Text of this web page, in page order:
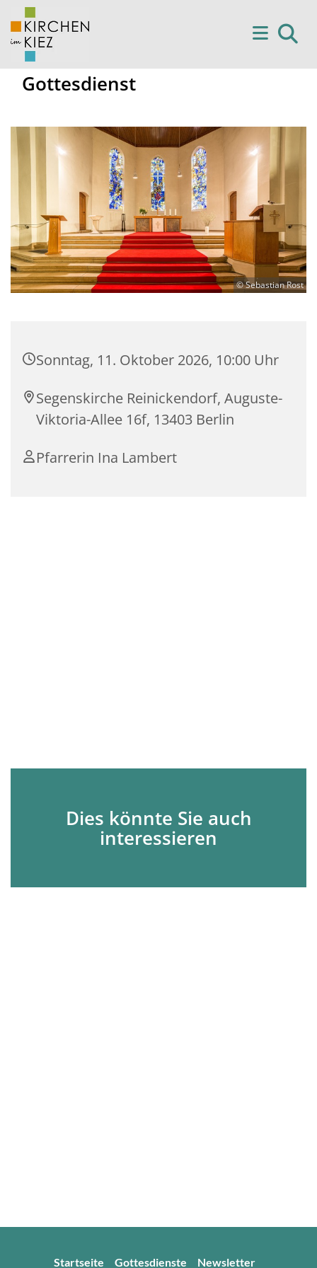
Gottesdienst
© Sebastian Rost
Sonntag, 11. Oktober 2026, 10:00 Uhr
Segenskirche Reinickendorf, Auguste-
Viktoria-Allee 16f, 13403 Berlin
Pfarrerin Ina Lambert
Dies könnte Sie auch
interessieren
Startseite Gottesdienste Newsletter